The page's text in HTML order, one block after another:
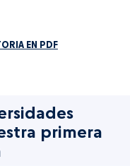
EN PDF
primera